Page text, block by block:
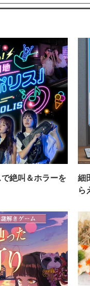
絶叫＆ホラーを
細
ら